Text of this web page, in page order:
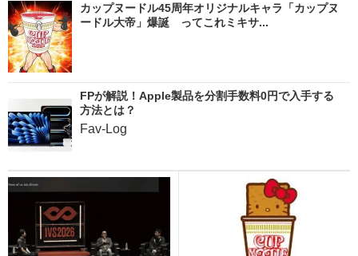
カップヌードル45周年オリジナルキャラ「カップヌ
ードル大帝」爆誕 ってこれミキサ...
FPが解説！Apple製品を分割手数料0円で入手する
方法とは？
Fav-Log